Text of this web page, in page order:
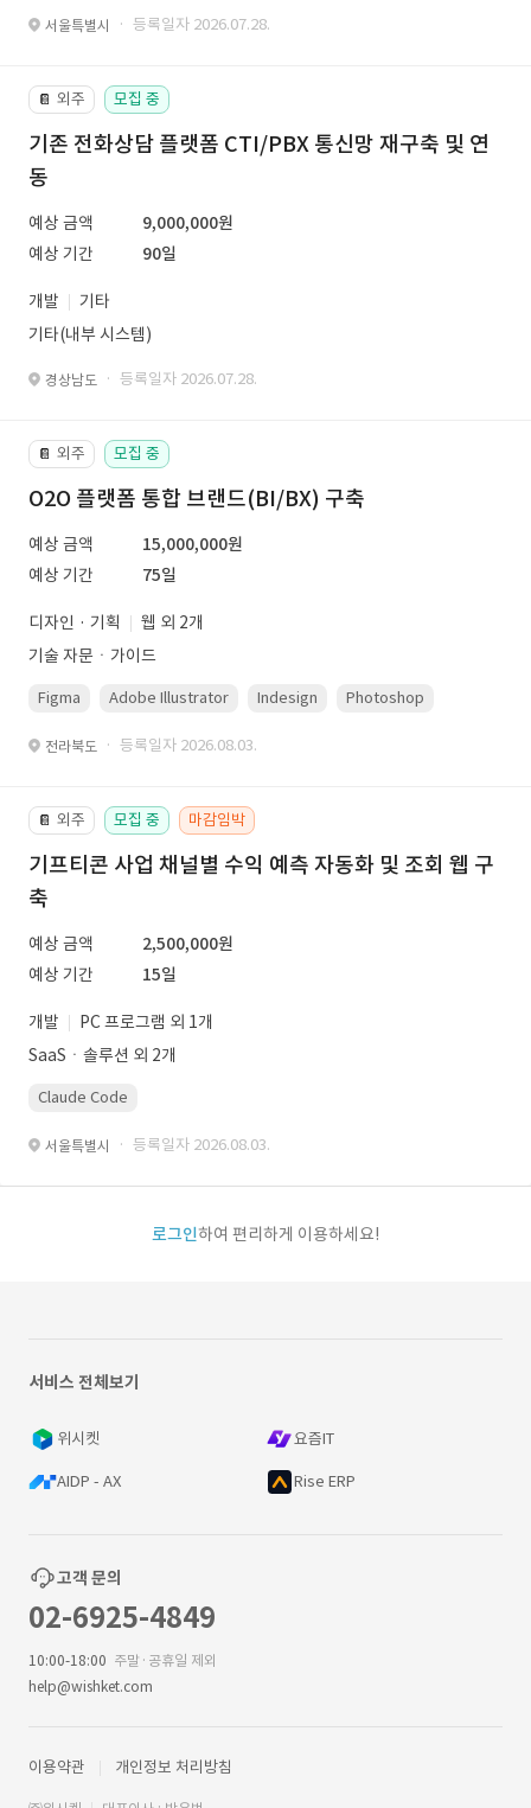
서울특별시 · 등록일자 2026.07.28.
📔 외주 모집 중
기존 전화상담 플랫폼 CTI/PBX 통신망 재구축 및 연
동
예상 금액
9,000,000원
예상 기간
90일
개발
기타
기타(내부 시스템)
경상남도 · 등록일자 2026.07.28.
📔 외주 모집 중
O2O 플랫폼 통합 브랜드(BI/BX) 구축
예상 금액
15,000,000원
예상 기간
75일
디자인 · 기획
웹 외 2개
기술 자문ㆍ가이드
Figma Adobe Illustrator Indesign Photoshop
전라북도 · 등록일자 2026.08.03.
📔 외주 모집 중 마감임박
기프티콘 사업 채널별 수익 예측 자동화 및 조회 웹 구
축
예상 금액
2,500,000원
예상 기간
15일
개발
PC 프로그램 외 1개
SaaSㆍ솔루션 외 2개
Claude Code
서울특별시 · 등록일자 2026.08.03.
로그인하여 편리하게 이용하세요!
서비스 전체보기
위시켓 요즘IT
AIDP - AX Rise ERP
고객 문의
02-6925-4849
10:00-18:00 주말·공휴일 제외
help@wishket.com
이용약관 개인정보 처리방침